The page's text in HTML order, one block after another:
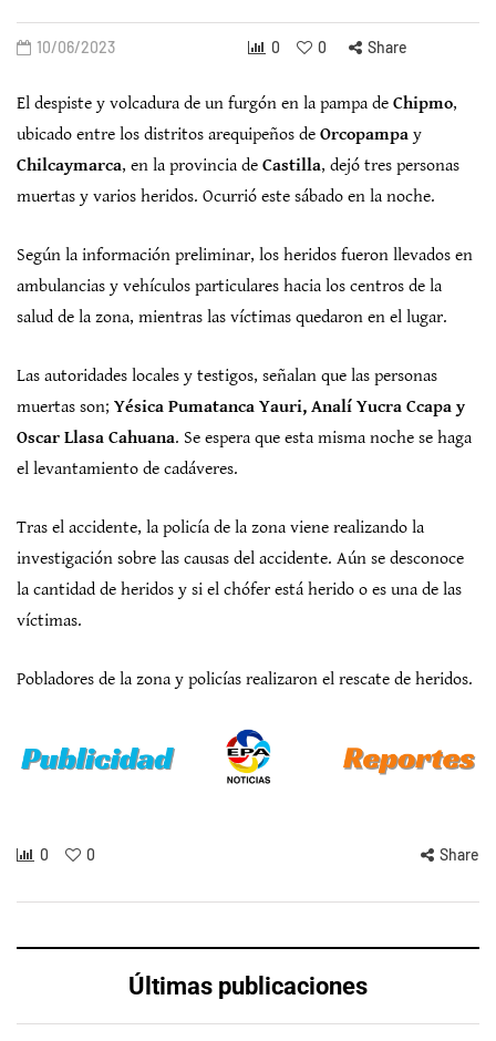
10/06/2023 0 0 Share
El despiste y volcadura de un furgón en la pampa de Chipmo,
ubicado entre los distritos arequipeños de Orcopampa y
Chilcaymarca, en la provincia de Castilla, dejó tres personas
muertas y varios heridos. Ocurrió este sábado en la noche.
Según la información preliminar, los heridos fueron llevados en
ambulancias y vehículos particulares hacia los centros de la
salud de la zona, mientras las víctimas quedaron en el lugar.
Las autoridades locales y testigos, señalan que las personas
muertas son; Yésica Pumatanca Yauri, Analí Yucra Ccapa y
Oscar Llasa Cahuana. Se espera que esta misma noche se haga
el levantamiento de cadáveres.
Tras el accidente, la policía de la zona viene realizando la
investigación sobre las causas del accidente. Aún se desconoce
la cantidad de heridos y si el chófer está herido o es una de las
víctimas.
Pobladores de la zona y policías realizaron el rescate de heridos.
0 0 Share
Últimas publicaciones